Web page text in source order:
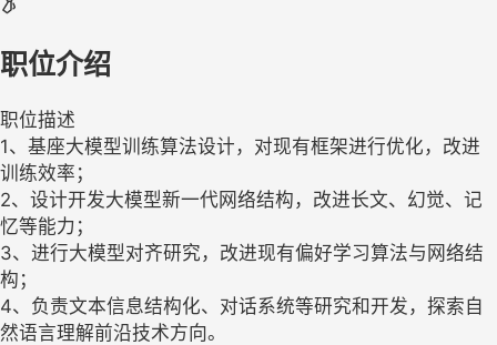
职位介绍
职位描述
1、基座大模型训练算法设计，对现有框架进行优化，改进
训练效率；
2、设计开发大模型新一代网络结构，改进长文、幻觉、记
忆等能力；
3、进行大模型对齐研究，改进现有偏好学习算法与网络结
构；
4、负责文本信息结构化、对话系统等研究和开发，探索自
然语言理解前沿技术方向。